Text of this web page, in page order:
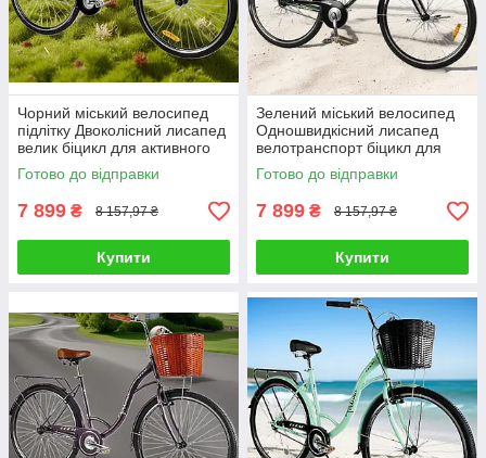
Чорний міський велосипед
підлітку Двоколісний лисапед
велик біцикл для активного
відпочинку Колеса 28" Рама
19"
Готово до відправки
7 899 ₴ 8 157,97 ₴
Купити
Зелений міський велосипед
Одношвидкісний лисапед
велотранспорт біцикл для
катання Колеса 28" Рама 19"
Дзвінок
Готово до відправки
7 899 ₴ 8 157,97 ₴
Купити